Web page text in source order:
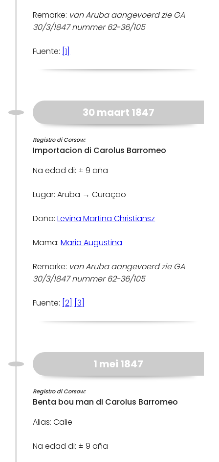
Remarke: van Aruba aangevoerd zie GA
30/3/1847 nummer 62-36/105
Fuente: [1]
30 maart 1847
Registro di Corsow:
Importacion di Carolus Barromeo
Na edad di: ± 9 aña
Lugar: Aruba → Curaçao
Doño:Levina Martina Christiansz
Mama:Maria Augustina
Remarke: van Aruba aangevoerd zie GA
30/3/1847 nummer 62-36/105
Fuente: [2] [3]
1 mei 1847
Registro di Corsow:
Benta bou man di Carolus Barromeo
Alias: Calie
Na edad di: ± 9 aña